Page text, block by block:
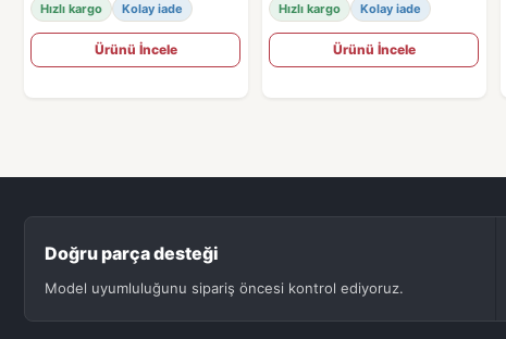
Hızlı kargo Kolay iade
Ürünü İncele
Hızlı kargo Kolay iade
Ürünü İncele
Doğru parça desteği
Model uyumluluğunu sipariş öncesi kontrol ediyoruz.